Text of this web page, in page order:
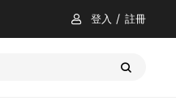
登入 註冊